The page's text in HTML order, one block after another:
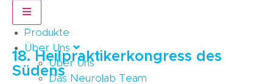
Produkte
Über Uns
Über Uns
Das Neurolab Team
Hamburger Toggle Menu
18. Heilpraktikerkongress des
Südens